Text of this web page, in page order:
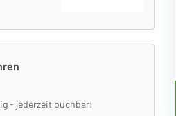
- jederzeit buchbar!